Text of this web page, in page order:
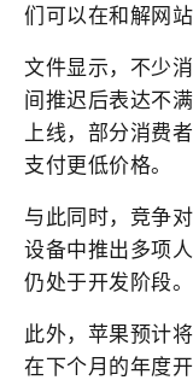
们可以在和解网
文件显示，不少
间推迟后表达不
上线，部分消费
支付更低价格。
与此同时，竞争
设备中推出多项
仍处于开发阶段。
此外，苹果预计
在下个月的年度